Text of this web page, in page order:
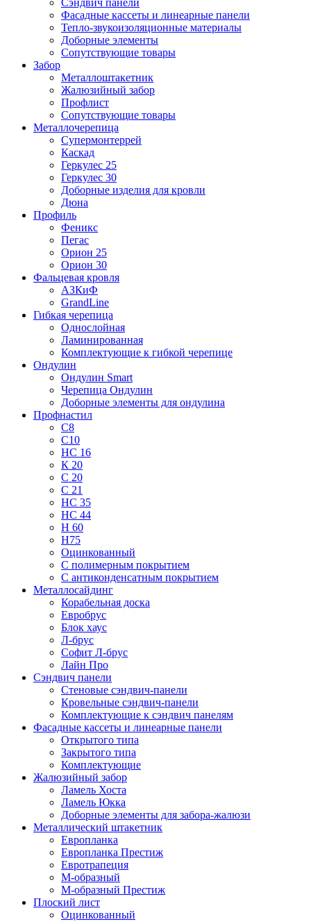
Фасадные кассеты и линеарные панели
Тепло-звукоизоляционные материалы
Доборные элементы
Сопутствующие товары
Забор
Металлоштакетник
Жалюзийный забор
Профлист
Сопутствующие товары
Металлочерепица
Супермонтеррей
Каскад
Геркулес 25
Геркулес 30
Доборные изделия для кровли
Дюна
Профиль
Феникс
Пегас
Орион 25
Орион 30
Фальцевая кровля
АЗКиФ
GrandLine
Гибкая черепица
Однослойная
Ламинированная
Комплектующие к гибкой черепице
Ондулин
Ондулин Smart
Черепица Ондулин
Доборные элементы для ондулина
Профнастил
С8
С10
НС 16
К 20
С 20
С 21
НС 35
НС 44
Н 60
Н75
Оцинкованный
С полимерным покрытием
С антиконденсатным покрытием
Металлосайдинг
Корабельная доска
Евробрус
Блок хаус
Л-брус
Софит Л-брус
Лайн Про
Сэндвич панели
Стеновые сэндвич-панели
Кровельные сэндвич-панели
Комплектующие к сэндвич панелям
Фасадные кассеты и линеарные панели
Открытого типа
Закрытого типа
Комплектующие
Жалюзийный забор
Ламель Хоста
Ламель Юкка
Доборные элементы для забора-жалюзи
Металлический штакетник
Европланка
Европланка Престиж
Евротрапеция
М-образный
М-образный Престиж
Плоский лист
Оцинкованный